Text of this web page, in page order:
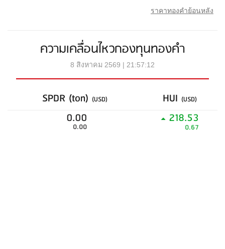
ราคาทองคำย้อนหลัง
ความเคลื่อนไหวกองทุนทองคำ
8 สิงหาคม 2569 | 21:57:12
SPDR (ton) (USD) HUI (USD)
0.00
0.00
218.53
0.67